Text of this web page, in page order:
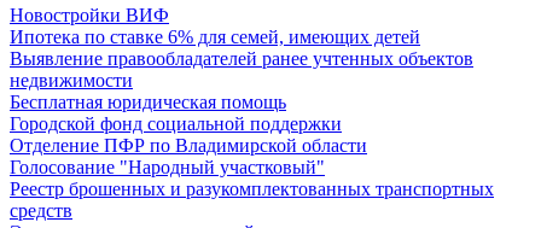
Новостройки ВИФ
Ипотека по ставке 6% для семей, имеющих детей
Выявление правообладателей ранее учтенных объектов
недвижимости
Бесплатная юридическая помощь
Городской фонд социальной поддержки
Отделение ПФР по Владимирской области
Голосование "Народный участковый"
Реестр брошенных и разукомплектованных транспортных
средств